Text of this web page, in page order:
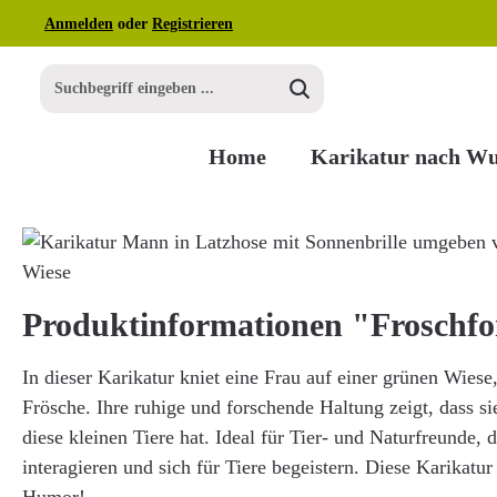
Hauptinhalt springen
Zur Suche springen
Zur Hauptnavigation springen
Anmelden oder Registrieren
Home Karikatur nach
Bildergalerie überspringen
Produktinformationen
In dieser Karikatur kniet eine Frau auf einer grünen
Frösche. Ihre ruhige und forschende Haltung zeigt, dass
diese kleinen Tiere hat. Ideal für Tier- und Naturfreunde,
interagieren und sich für Tiere begeistern. Diese